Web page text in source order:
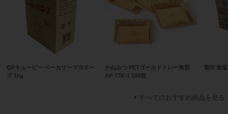
QPキューピー ベーカリーマヨネー
ズ 1kg
かねみつ PETゴールドトレー角型
AP-77K-1 100枚
雪印 食
すべてのおすすめ商品を見る